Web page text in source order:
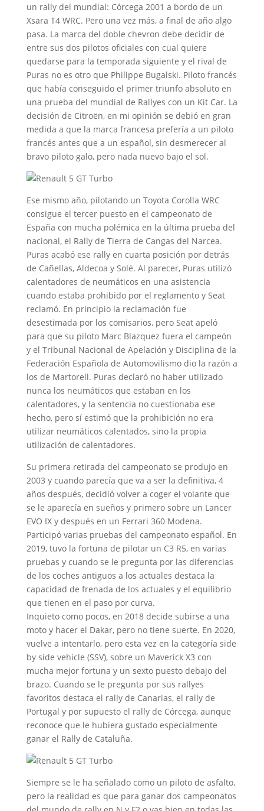
un rally del mundial: Córcega 2001 a bordo de un
Xsara T4 WRC. Pero una vez más, a final de año algo
pasa. La marca del doble chevron debe decidir de
entre sus dos pilotos oficiales con cual quiere
quedarse para la temporada siguiente y el rival de
Puras no es otro que Philippe Bugalski. Piloto francés
que había conseguido el primer triunfo absoluto en
una prueba del mundial de Rallyes con un Kit Car. La
decisión de Citroën, en mi opinión se debió en gran
medida a que la marca francesa prefería a un piloto
francés antes que a un español, sin desmerecer al
bravo piloto galo, pero nada nuevo bajo el sol.
Ese mismo año, pilotando un Toyota Corolla WRC
consigue el tercer puesto en el campeonato de
España con mucha polémica en la última prueba del
nacional, el Rally de Tierra de Cangas del Narcea.
Puras acabó ese rally en cuarta posición por detrás
de Cañellas, Aldecoa y Solé. Al parecer, Puras utilizó
calentadores de neumáticos en una asistencia
cuando estaba prohibido por el reglamento y Seat
reclamó. En principio la reclamación fue
desestimada por los comisarios, pero Seat apeló
para que su piloto Marc Blazquez fuera el campeón
y el Tribunal Nacional de Apelación y Disciplina de la
Federación Española de Automovilismo dio la razón a
los de Martorell. Puras declaró no haber utilizado
nunca los neumáticos que estaban en los
calentadores, y la sentencia no cuestionaba ese
hecho, pero sí estimó que la prohibición no era
utilizar neumáticos calentados, sino la propia
utilización de calentadores.
Su primera retirada del campeonato se produjo en
2003 y cuando parecía que va a ser la definitiva, 4
años después, decidió volver a coger el volante que
se le aparecía en sueños y primero sobre un Lancer
EVO IX y después en un Ferrari 360 Modena.
Participó varias pruebas del campeonato español. En
2019, tuvo la fortuna de pilotar un C3 R5, en varias
pruebas y cuando se le pregunta por las diferencias
de los coches antiguos a los actuales destaca la
capacidad de frenada de los actuales y el equilibrio
que tienen en el paso por curva.
Inquieto como pocos, en 2018 decide subirse a una
moto y hacer el Dakar, pero no tiene suerte. En 2020,
vuelve a intentarlo, pero esta vez en la categoría side
by side vehicle (SSV), sobre un Maverick X3 con
mucha mejor fortuna y un sexto puesto debajo del
brazo. Cuando se le pregunta por sus rallyes
favoritos destaca el rally de Canarias, el rally de
Portugal y por supuesto el rally de Córcega, aunque
reconoce que le hubiera gustado especialmente
ganar el Rally de Cataluña.
Siempre se le ha señalado como un piloto de asfalto,
pero la realidad es que para ganar dos campeonatos